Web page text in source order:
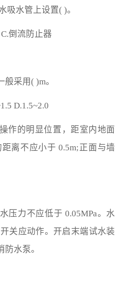
吸水管上设置( )。
倒流防止器
采用( )m。
D.1.5~2.0
作的明显位置，距室内地面
离不应小于 0.5m;正面与墙
压力不应低于 0.05MPa。水
关应动作。开启末端试水装
水泵。